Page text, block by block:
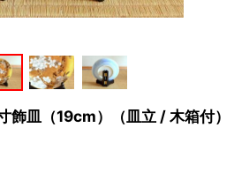
飾皿（19cm）（皿立 / 木箱付）